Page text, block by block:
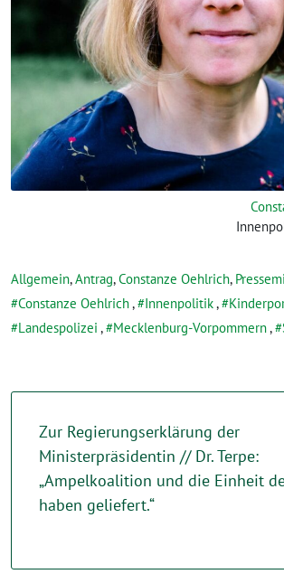
Allgemein,Antrag,Constanze Oehlrich,
Constanze Oehlrich, Innenpolitik,
Landespolizei , Mecklenburg-Vorpommern,
Zur Regierungserklärung der
Ministerpräsidentin // Dr. Terpe:
„Ampelkoalition und die Einheit
haben geliefert.“